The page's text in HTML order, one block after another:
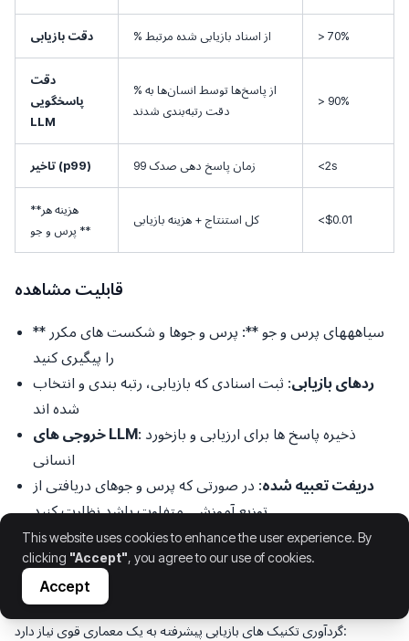
دقت بازیابی % از اسناد بازیابی شده مرتبط > 70%
دقت
پاسخگویی
LLM
% از پاسخ‌ها توسط انسان‌ها به
دقت رتبه‌بندی شدند
> 90%
تاخیر (p99) زمان پاسخ دهی صدک 99 <2s
**هزینه هر
پرس و جو **
کل استنتاج + هزینه بازیابی <$0.01
قابلیت مشاهده
** سیاهههای پرس و جو **: پرس و جوها و شکست های مکرر
را پیگیری کنید
ردهای بازیابی: ثبت اسنادی که بازیابی، رتبه بندی و انتخاب
شده اند
خروجی های LLM: ذخیره پاسخ ها برای ارزیابی و بازخورد
انسانی
دریفت تعبیه شده: در صورتی که پرس و جوهای دریافتی از
توزیع آموزشی متفاوت باشد نظارت کنید
13. معماری درجه تولید
گردآوری تکنیک های بازیابی پیشرفته به یک معماری قوی نیاز دارد:
This website uses cookies to enhance the user experience. By
clicking "Accept", you agree to our use of cookies.
Accept